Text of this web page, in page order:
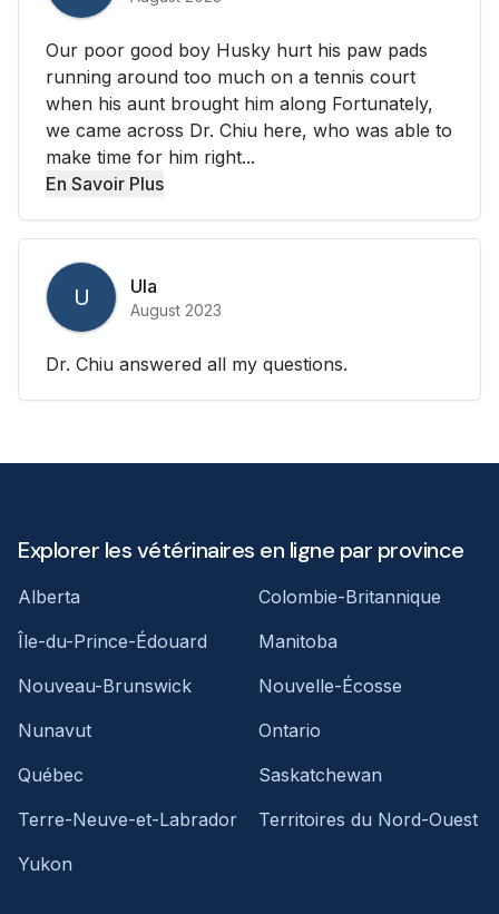
Our poor good boy Husky hurt his paw pads
running around too much on a tennis court
when his aunt brought him along Fortunately,
we came across Dr. Chiu here, who was able to
make time for him right...
En Savoir Plus
U Ula
August 2023
Dr. Chiu answered all my questions.
Explorer les vétérinaires en ligne par province
Alberta
Colombie-Britannique
Île-du-Prince-Édouard
Manitoba
Nouveau-Brunswick
Nouvelle-Écosse
Nunavut
Ontario
Québec
Saskatchewan
Terre-Neuve-et-Labrador
Territoires du Nord-Ouest
Yukon